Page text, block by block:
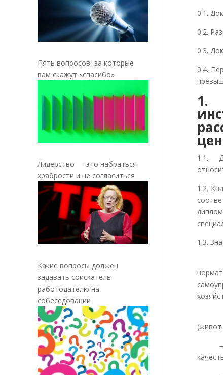
Пять вопросов, за которые
вам скажут «спасибо»
Лидерство — это набраться
храбрости и не согласиться
Какие вопросы должен
задавать соискатель
работодателю на
собеседовании
0.1.
0.2.
0.3.
0.4.
1.
1.1.
1.2.
1.3.
—
—
—